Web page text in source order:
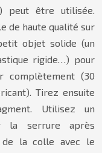
peut être utilisée.
de haute qualité sur
objet solide (un
rigide…) pour
complètement (30
Tirez ensuite
Utilisez un
la serrure après
de la colle avec le